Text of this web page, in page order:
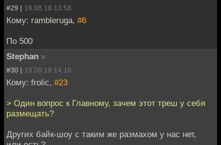
#29 | 19.08.18 13:58
Кому: rambleruga, #6
По 500
Stephan »
#30 | 19.08.18 14:16
Кому: frolic, #23
> Один вопрос к Главному, зачем этот треш у себя
размещать?
Других байк-шоу с таким же размахом у нас нет,